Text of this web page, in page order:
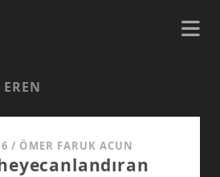
/ ÖMER FARUK ACUN